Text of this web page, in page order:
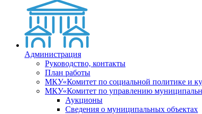
Администрация
Руководство, контакты
План работы
МКУ«Комитет по социальной политике и
МКУ«Комитет по управлению
Аукционы
Сведения о муниципальных объектах